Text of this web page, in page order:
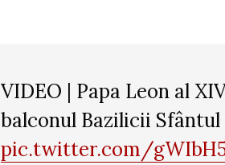
VIDEO | Papa Leon al
balconul Bazilicii Sfântul
pic.twitter.com/